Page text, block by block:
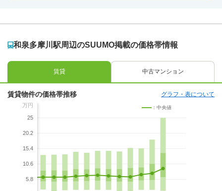
和泉多摩川駅周辺のSUUMO掲載の価格帯情報
賃貸 中古マンション
賃貸物件の価格帯推移 グラフ・表について
万円
25
20.2
15.4
10.6
5.8
：中央値